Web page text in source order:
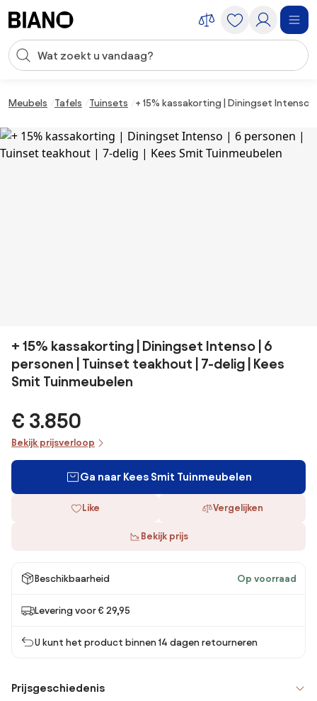
Zoekopdracht invoeren
Meubels Tafels Tuinsets + 15% kassakorting | Diningset Intenso
+ 15% kassakorting | Diningset Intenso | 6
personen | Tuinset teakhout | 7-delig | Kees
Smit Tuinmeubelen
€ 3.850
Bekijk prijsverloop
Ga naar Kees Smit Tuinmeubelen
Like Vergelijken
Bekijk prijs
Beschikbaarheid Op voorraad
Levering voor € 29,95
U kunt het product binnen 14 dagen retourneren
Prijsgeschiedenis